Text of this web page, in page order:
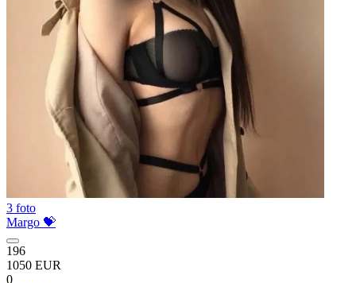
3 foto
Margo 💝
196
1050 EUR
0